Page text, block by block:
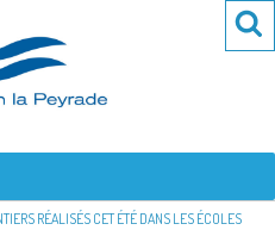
RÉALISÉS CET ÉTÉ DANS LES ÉCOLES